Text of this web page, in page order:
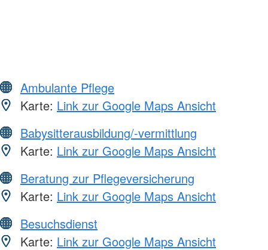
Ambulante Pflege
Karte: Link zur Google Maps Ansicht
Babysitterausbildung/-vermittlung
Karte: Link zur Google Maps Ansicht
Beratung zur Pflegeversicherung
Karte: Link zur Google Maps Ansicht
Besuchsdienst
Karte: Link zur Google Maps Ansicht